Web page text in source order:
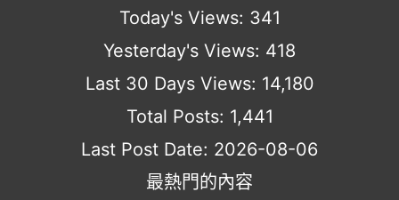
Today's Views: 341
Yesterday's Views: 418
Last 30 Days Views: 14,180
Total Posts: 1,441
Last Post Date: 2026-08-06
最熱門的內容